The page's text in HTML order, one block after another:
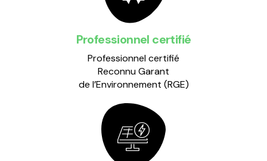
Professionnel certifié
Professionnel certifié
Reconnu Garant
de l’Environnement (RGE)